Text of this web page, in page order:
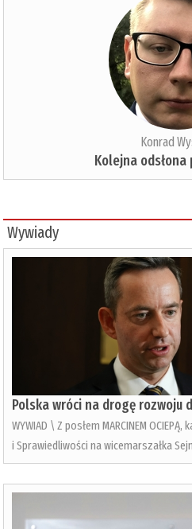
Konrad
Kolejna
Wywiady
Polska wróci na drogę rozwoju
WYWIAD \ Z posłem MARCINEM
i Sprawiedliwości na wicemarszałka